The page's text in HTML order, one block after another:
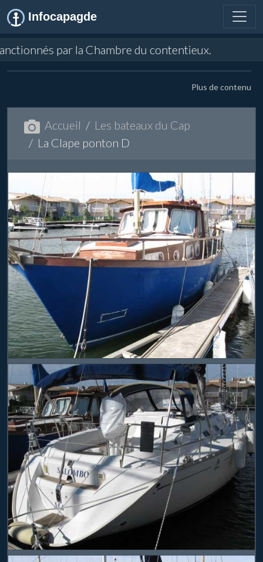
Infocapagde
la Chambre du contentieux.
Plus de contenu
Accueil
Les bateaux du Cap
La Clape ponton D